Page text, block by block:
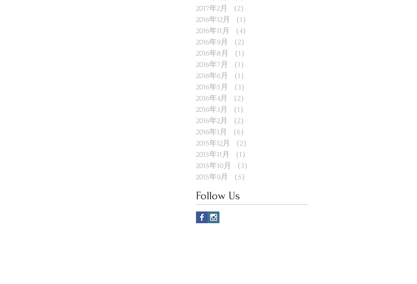
2017年2月
（2）
2016年12月
（1）
2016年11月
（4）
2016年9月
（2）
2016年8月
（1）
2016年7月
（1）
2016年6月
（1）
2016年5月
（3）
2016年4月
（2）
2016年3月
（1）
2016年2月
（2）
2016年1月
（6）
2015年12月
（2）
2015年11月
（1）
2015年10月
（3）
2015年9月
（5）
Follow Us